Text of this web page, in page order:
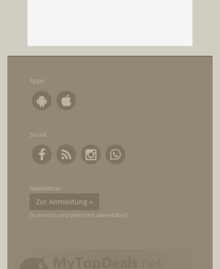
Apps
Social
Newsletter
Zur Anmeldung »
(kostenlos und jederzeit abmeldbar)